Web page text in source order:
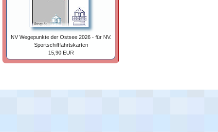
NV Wegepunkte der Ostsee 2026 - für NV.
Sportschifffahrtskarten
15,90 EUR